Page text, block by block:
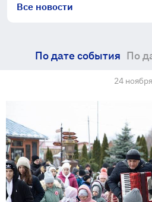
Все новости
По дате события По
24 ноября